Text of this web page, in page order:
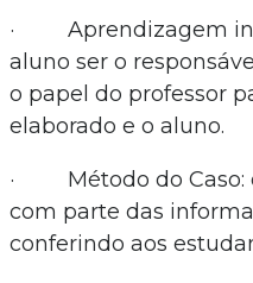
· Aprendizagem
aluno ser o
o papel do professor
elaborado e o aluno.
· Método do Caso:
com parte das
conferindo aos